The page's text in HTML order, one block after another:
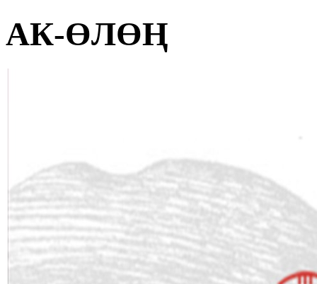
АК-ӨЛӨҢ